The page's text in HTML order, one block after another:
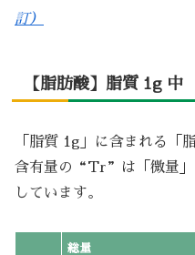
訂）
【脂肪酸】脂質 1g 中
「脂質 1g」に含まれる「
含有量の“Tr”は「微量
しています。
総量